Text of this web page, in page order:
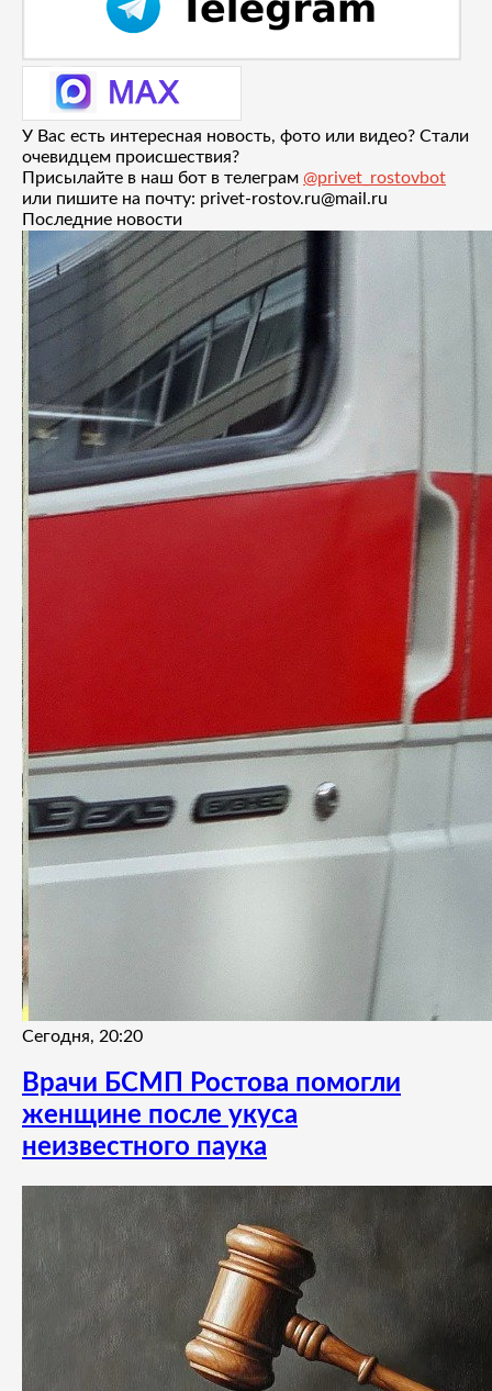
У Вас есть интересная новость, фото или видео? Стали
очевидцем происшествия?
Присылайте в наш бот в телеграм @privet_rostovbot
или пишите на почту: privet-rostov.ru@mail.ru
Последние новости
Сегодня, 20:20
Врачи БСМП Ростова помогли
женщине после укуса
неизвестного паука